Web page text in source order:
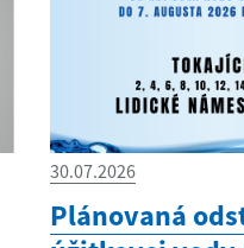
30.07.2026
Plánovaná